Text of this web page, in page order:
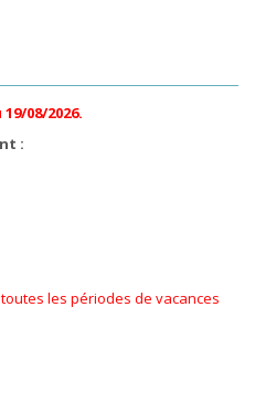
08/2026.
:
les périodes de vacances